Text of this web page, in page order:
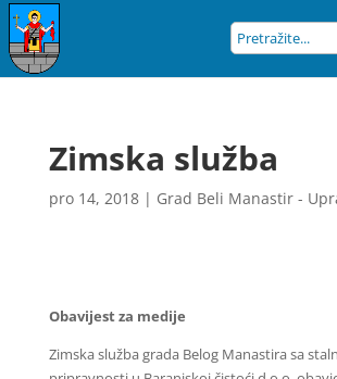
Zimska služba
pro 14, 2018| Grad Beli Manastir -
Obavijest za medije
Zimska služba grada Belog Manastira sa